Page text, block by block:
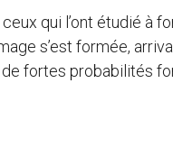
qui l’ont étudié à
s’est formée,
fortes probabilités